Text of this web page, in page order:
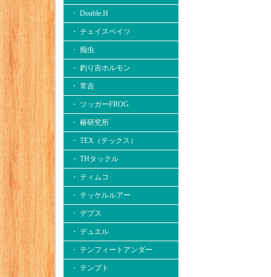
・ Double.H
・ チェイスベイツ
・ 痴虫
・ 釣り吉ホルモン
・ 常吉
・ ツッガーFROG
・ 椿研究所
・ TEX（テックス）
・ THタックル
・ ティムコ
・ テッケルルアー
・ デプス
・ デュエル
・ テンフィートアンダー
・ テンプト